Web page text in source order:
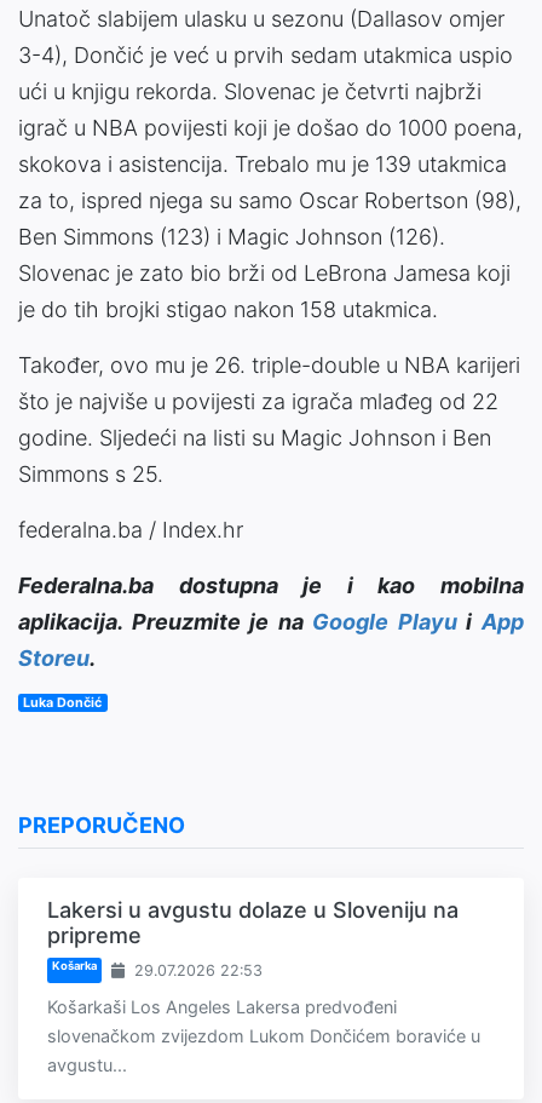
Unatoč slabijem ulasku u sezonu (Dallasov omjer
3-4), Dončić je već u prvih sedam utakmica uspio
ući u knjigu rekorda. Slovenac je četvrti najbrži
igrač u NBA povijesti koji je došao do 1000 poena,
skokova i asistencija. Trebalo mu je 139 utakmica
za to, ispred njega su samo Oscar Robertson (98),
Ben Simmons (123) i Magic Johnson (126).
Slovenac je zato bio brži od LeBrona Jamesa koji
je do tih brojki stigao nakon 158 utakmica.
Također, ovo mu je 26. triple-double u NBA karijeri
što je najviše u povijesti za igrača mlađeg od 22
godine. Sljedeći na listi su Magic Johnson i Ben
Simmons s 25.
federalna.ba / Index.hr
Federalna.ba dostupna je i kao mobilna
aplikacija. Preuzmite je na Google PlayuiApp
Storeu.
Luka Dončić
PREPORUČENO
Lakersi u avgustu dolaze u Sloveniju na
pripreme
Košarka 29.07.2026 22:53
Košarkaši Los Angeles Lakersa predvođeni
slovenačkom zvijezdom Lukom Dončićem boraviće u
avgustu...